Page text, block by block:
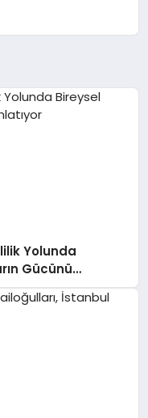
Yolunda
Gücünü